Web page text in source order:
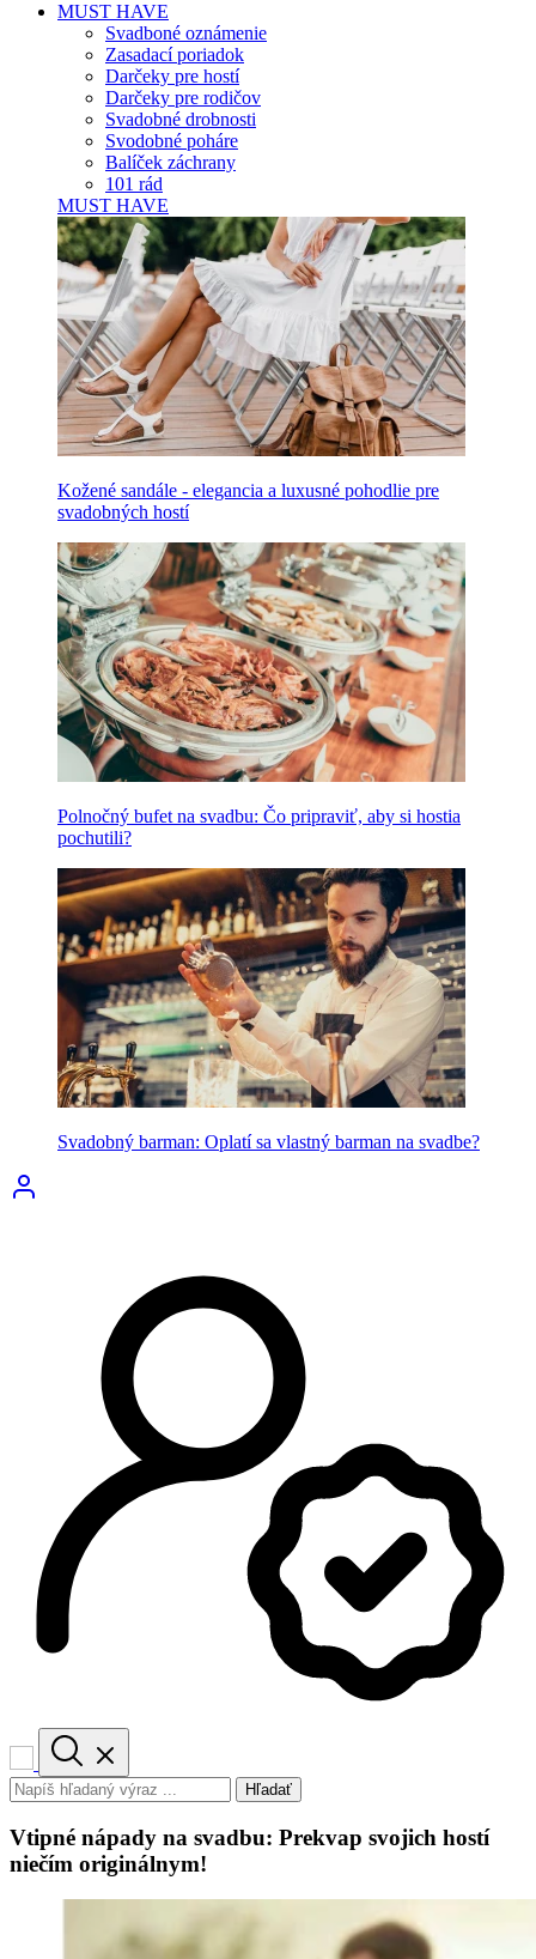
MUST HAVE
Svadboné oznámenie
Zasadací poriadok
Darčeky pre hostí
Darčeky pre rodičov
Svadobné drobnosti
Svodobné poháre
Balíček záchrany
101 rád
MUST HAVE
Kožené sandále - elegancia a luxusné pohodlie pre
svadobných hostí
Polnočný bufet na svadbu: Čo pripraviť, aby si hostia
pochutili?
Svadobný barman: Oplatí sa vlastný barman na svadbe?
Hľadať
Vtipné nápady na svadbu: Prekvap svojich hostí
niečím originálnym!